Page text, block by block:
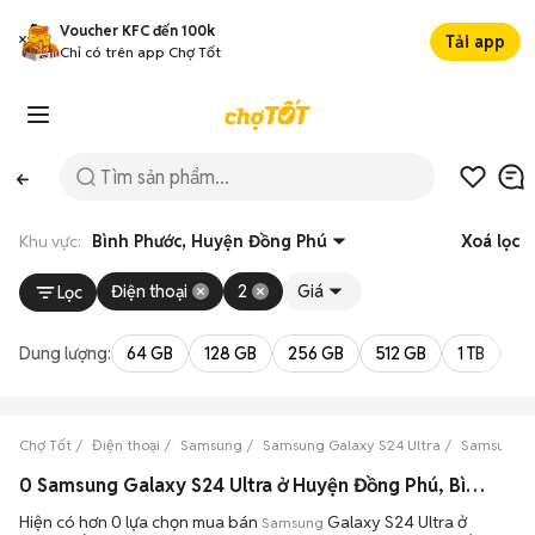
Voucher KFC đến 100k
Chỉ có trên app Chợ Tốt
Tải app
Khu vực: Bình Phước, Huyện Đồng Phú Xoá lọc
Lọc Điện thoại 2 Giá
Dung lượng: 64 GB 128 GB 256 GB 512 GB 1 TB
Chợ Tốt Điện thoại Samsung Samsung Galaxy S24 Ultra Samsung
0 Samsung Galaxy S24 Ultra ở Huyện Đồng Phú, Bình Phước máy bền đẹp đang bán 08/2026
Hiện có hơn 0 lựa chọn mua bán Samsung Galaxy S24 Ultra ở